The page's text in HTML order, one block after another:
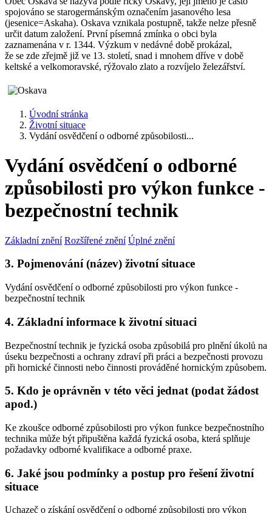
spojováno se starogermánským označením jasanového lesa
(jesenice=Askaha). Oskava vznikala postupně, takže nelze přesně
určit datum založení. První písemná zmínka o obci byla
zaznamenána v r. 1344. Výzkum v nedávné době prokázal,
že se zde zřejmě již ve 13. století, snad i mnohem dříve v době
keltské a velkomoravské, rýžovalo zlato a rozvíjelo železářství.
Úvodní stránka
Životní situace
Vydání osvědčení o odborné způsobilosti...
Vydání osvědčení o odborné
způsobilosti pro výkon funkce -
bezpečnostní technik
Základní znění Rozšířené znění Úplné znění
3. Pojmenování (název) životní situace
Vydání osvědčení o odborné způsobilosti pro výkon funkce -
bezpečnostní technik
4. Základní informace k životní situaci
Bezpečnostní technik je fyzická osoba způsobilá pro plnění úkolů na
úseku bezpečnosti a ochrany zdraví při práci a bezpečnosti provozu
při hornické činnosti nebo činnosti prováděné hornickým způsobem.
5. Kdo je oprávněn v této věci jednat (podat žádost
apod.)
Ke zkoušce odborné způsobilosti pro výkon funkce bezpečnostního
technika může být připuštěna každá fyzická osoba, která splňuje
požadavky odborné kvalifikace a odborné praxe.
6. Jaké jsou podmínky a postup pro řešení životní
situace
Uchazeč o získání osvědčení o odborné způsobilosti pro výkon